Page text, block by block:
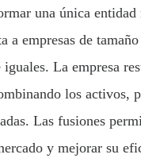
una única entidad
a empresas de
La empresa
los activos,
Las fusiones
y mejorar su